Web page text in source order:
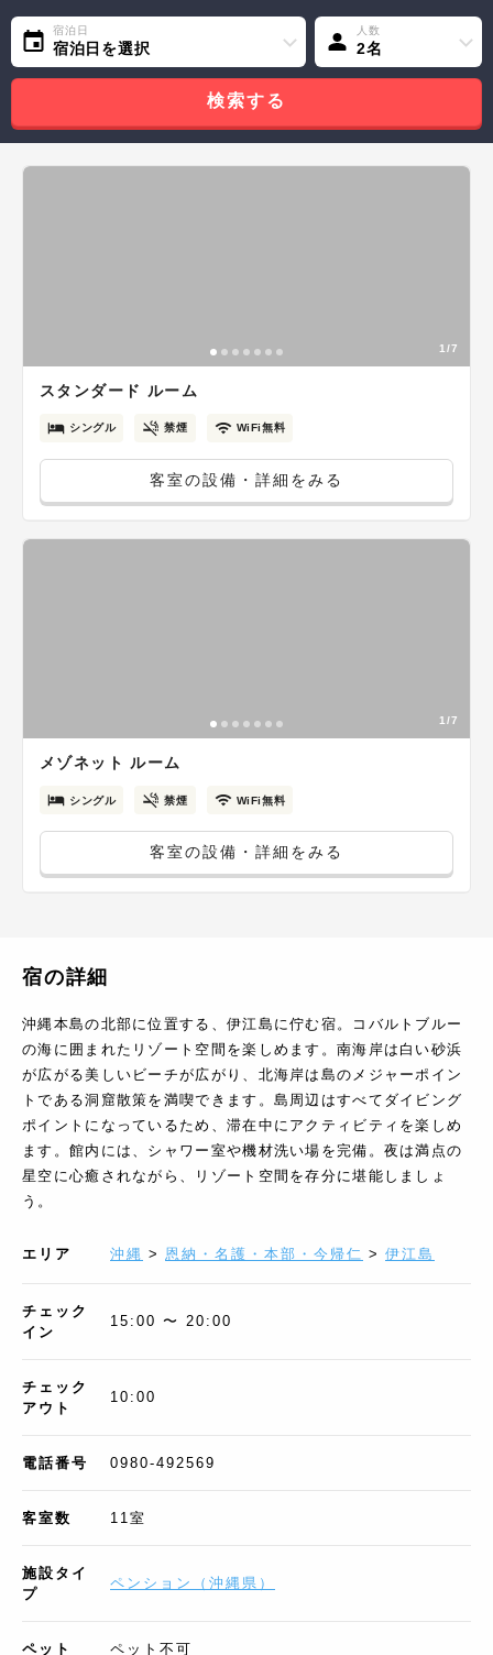
宿泊日
宿泊日を選択
人数
2名
検索する
1/7
スタンダード ルーム
シングル 禁煙 WiFi無料
客室の設備・詳細をみる
1/7
メゾネット ルーム
シングル 禁煙 WiFi無料
客室の設備・詳細をみる
宿の詳細
沖縄本島の北部に位置する、伊江島に佇む宿。コバルトブルー
の海に囲まれたリゾート空間を楽しめます。南海岸は白い砂浜
が広がる美しいビーチが広がり、北海岸は島のメジャーポイン
トである洞窟散策を満喫できます。島周辺はすべてダイビング
ポイントになっているため、滞在中にアクティビティを楽しめ
ます。館内には、シャワー室や機材洗い場を完備。夜は満点の
星空に心癒されながら、リゾート空間を存分に堪能しましょ
う。
エリア 沖縄 > 恩納・名護・本部・今帰仁 > 伊江島
チェック
イン
15:00 〜 20:00
チェック
アウト
10:00
電話番号 0980-492569
客室数 11室
施設タイ
プ
ペンション （ 沖縄県 ）
ペット ペット不可